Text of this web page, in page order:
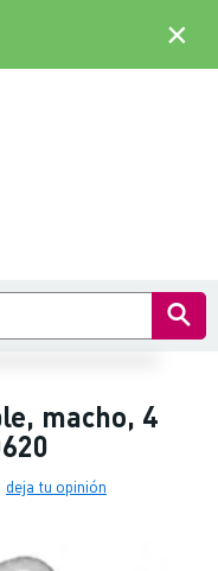
macho, 4
deja tu opinión
×